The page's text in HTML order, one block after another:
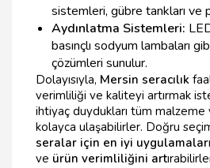
sistemleri, gübre tankları ve
Aydınlatma Sistemleri:
basınçlı sodyum lambaları
çözümleri sunulur.
Dolayısıyla, Mersin seracılık
verimliliği ve kaliteyi artırmak
ihtiyaç duydukları tüm malzeme
kolayca ulaşabilirler. Doğru
seralar için en iyi uygulamalar
ve ürün verimliliğini art